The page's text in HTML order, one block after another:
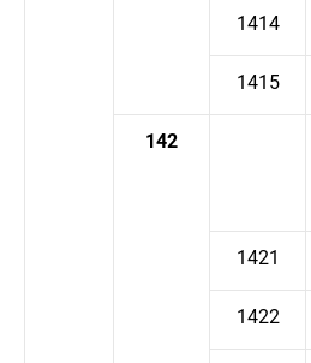
1414
1415
142
1421
1422